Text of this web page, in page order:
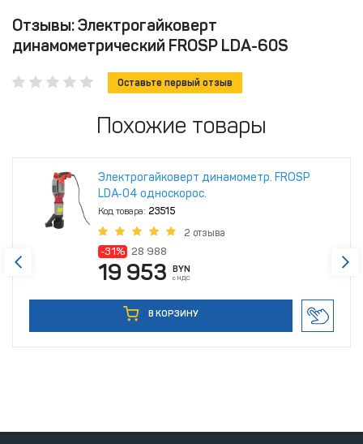
Отзывы: Электрогайковерт
динамометрический FROSP LDA-60S
Оставьте первый отзыв
Похожие товары
Электрогайковерт динамометр. FROSP
LDA‑04 односкорос.
Код товара: 23515
2 отзыва
-31% 28 988
19 953 BYN
с НДС
В КОРЗИНУ